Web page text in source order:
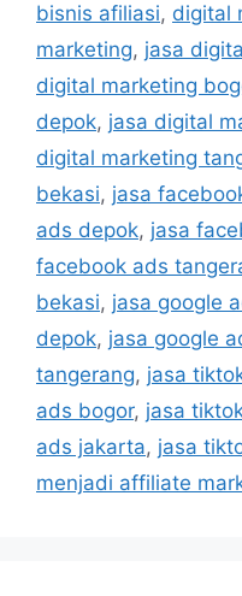
bisnis afiliasi, digital
marketing, jasa
digital marketing
depok, jasa digital
digital marketing
bekasi, jasa
ads depok, jasa
facebook ads
bekasi, jasa google
depok, jasa google
tangerang, jasa
ads bogor, jasa
ads jakarta, jasa
menjadi affiliate